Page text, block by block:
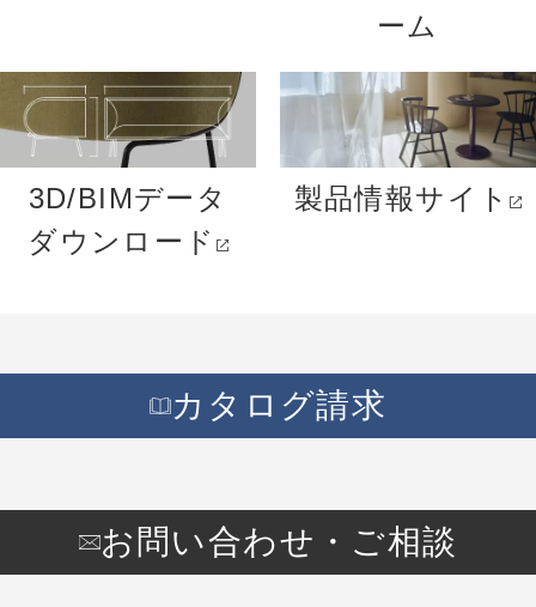
ーム
3D/BIMデータ
ダウンロード
製品情報サイト
カタログ請求
お問い合わせ・ご相談